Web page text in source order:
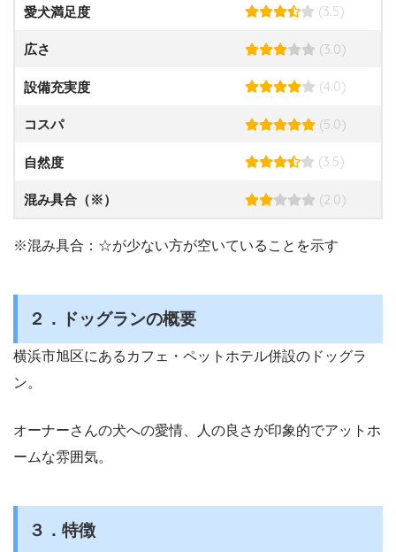
愛犬満足度 (3.5)
広さ (3.0)
設備充実度 (4.0)
コスパ (5.0)
自然度 (3.5)
混み具合（※） (2.0)
※混み具合：☆が少ない方が空いていることを示す
２．ドッグランの概要
横浜市旭区にあるカフェ・ペットホテル併設のドッグラ
ン。
オーナーさんの犬への愛情、人の良さが印象的でアットホ
ームな雰囲気。
３．特徴